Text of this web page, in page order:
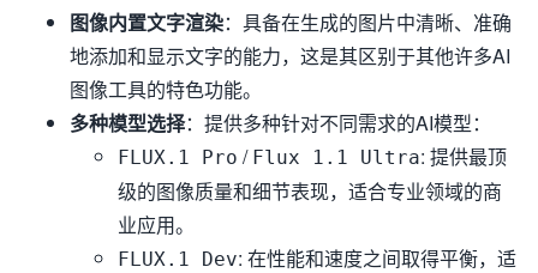
图像内置文字渲染：具备在生成的图片中清晰、准确
地添加和显示文字的能力，这是其区别于其他许多AI
图像工具的特色功能。
多种模型选择：提供多种针对不同需求的AI模型：
FLUX.1 Pro / Flux 1.1 Ultra: 提供最顶
级的图像质量和细节表现，适合专业领域的商
业应用。
FLUX.1 Dev: 在性能和速度之间取得平衡，适